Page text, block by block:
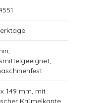
149 mm, mit
Krümelkante